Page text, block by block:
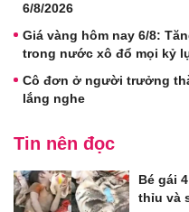
6/8/2026
Giá vàng hôm nay 6/8:
trong nước xô đổ mọi kỷ
Cô đơn ở người trưởng
lắng nghe
Tin nên đọc
Bé gái
thỉu và